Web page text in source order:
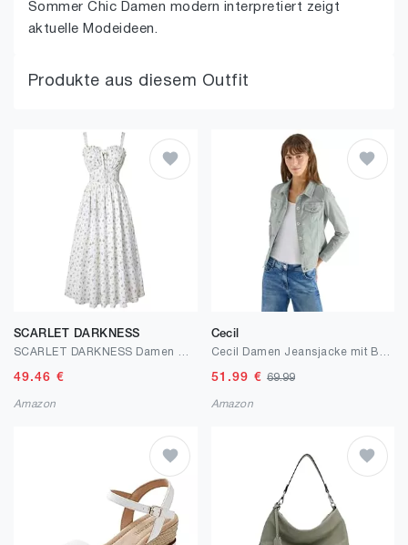
Sommer Chic Damen modern interpretiert zeigt
aktuelle Modeideen.
Produkte aus diesem Outfit
SCARLET DARKNESS
49.46 €
Amazon
Cecil
51.99 € 69.99
Amazon